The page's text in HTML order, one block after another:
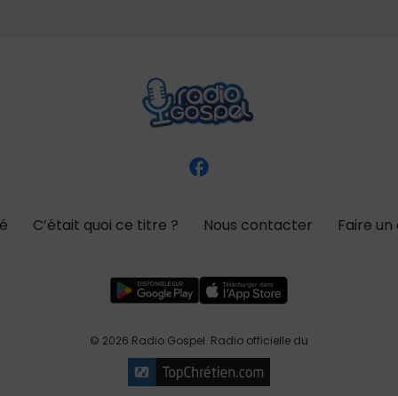
C’était quoi ce titre ? Nous contacter Faire un
© 2026 Radio Gospel. Radio officielle du